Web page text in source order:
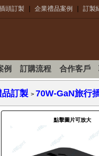
頭訂製 企業禮品案例 訂製
例 訂購流程 合作客戶
訂製 > 70W-GaN旅行
點擊圖片可放大